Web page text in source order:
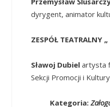
dyrygent, animator
ZESPÓŁ
Sławoj Dubielartysta
Sekcji Promocji i
Kategoria: